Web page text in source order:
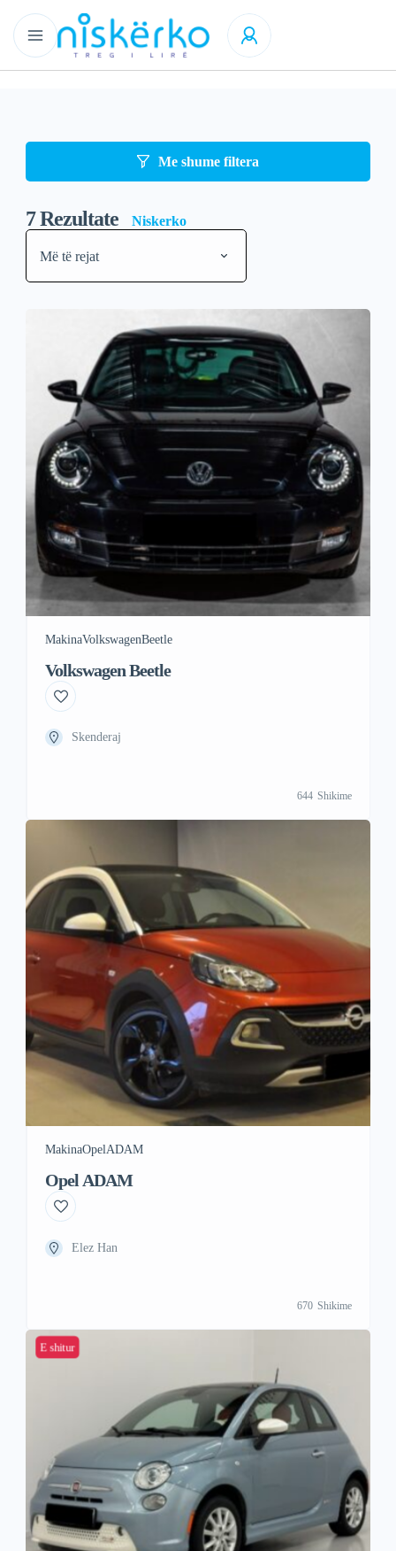
Me shume filtera
7Rezultate Niskerko
Më të rejat
MakinaVolkswagenBeetle
Volkswagen Beetle
Skenderaj
644 Shikime
MakinaOpelADAM
Opel ADAM
Elez Han
670 Shikime
E shitur